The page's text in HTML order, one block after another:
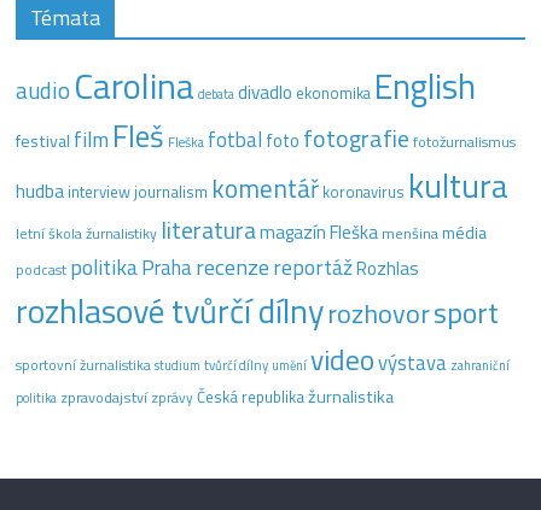
Témata
audio Carolina debata divadlo ekonomika English
festival film Fleš Fleška fotbal foto fotografie fotožurnalismus
hudba interview journalism komentář koronavirus kultura
letní škola žurnalistiky literaturamagazín Fleška menšinamédia
podcast politikaPraharecenzereportážRozhlas
rozhlasové tvůrčí dílnyrozhovorsport
sportovní žurnalistika studium tvůrčí dílny uměnívideovýstava zahraniční
politika zpravodajstvízprávyČeská republikažurnalistika